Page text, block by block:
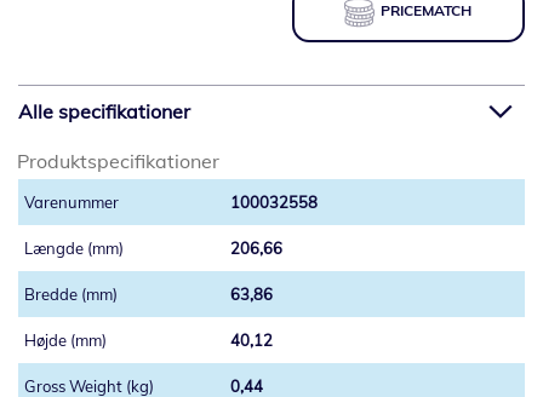
PRICEMATCH
Alle specifikationer
Produktspecifikationer
100032558
206,66
63,86
40,12
0,44